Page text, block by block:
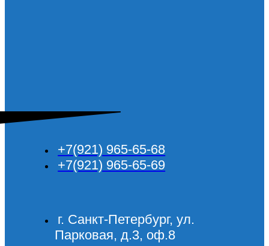
+7(921) 965-65-68
+7(921) 965-65-69
г. Санкт-Петербург, ул.
Парковая, д.3, оф.8